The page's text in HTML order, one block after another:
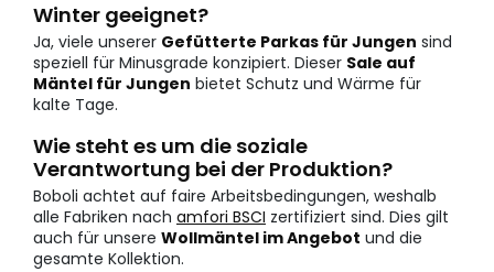
Winter geeignet?
Ja, viele unserer Gefütterte Parkas für Jungen sind
speziell für Minusgrade konzipiert. Dieser Sale auf
Mäntel für Jungen bietet Schutz und Wärme für
kalte Tage.
Wie steht es um die soziale
Verantwortung bei der Produktion?
Boboli achtet auf faire Arbeitsbedingungen, weshalb
alle Fabriken nach amfori BSCI zertifiziert sind. Dies gilt
auch für unsere Wollmäntel im Angebot und die
gesamte Kollektion.